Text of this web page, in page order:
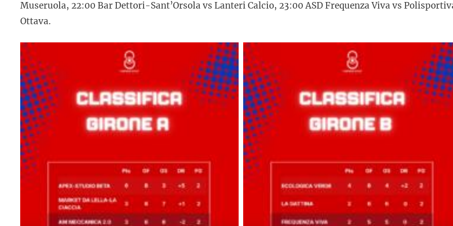
Museruola, 22:00 Bar Dettori-Sant’Orsola vs Lanteri Calcio, 23:00 ASD Frequenza Viva vs
Ottava.